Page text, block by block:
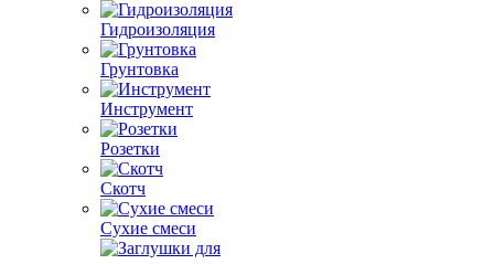
Гидроизоляция
Грунтовка
Инструмент
Розетки
Скотч
Сухие смеси